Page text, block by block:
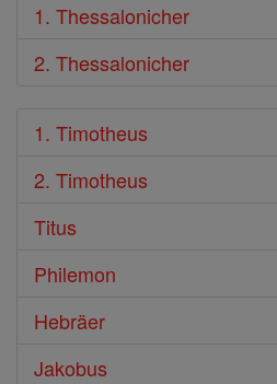
1. Thessalonicher
2. Thessalonicher
1. Timotheus
2. Timotheus
Titus
Philemon
Hebräer
Jakobus